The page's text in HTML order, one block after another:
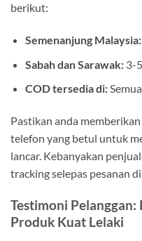
berikut:
Semenanjung Malaysia:
Sabah dan Sarawak:3-
COD tersedia di:
Pastikan anda
telefon yang betul untuk
lancar. Kebanyakan
tracking selepas pesanan
Testimoni Pelanggan:
Produk Kuat Lelaki